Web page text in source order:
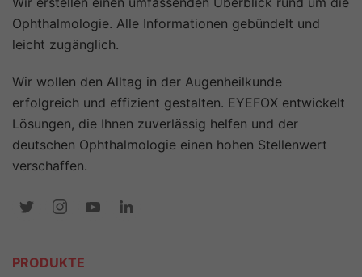
Ophthalmologie. Alle Informationen gebündelt und
leicht zugänglich.
Wir wollen den Alltag in der Augenheilkunde
erfolgreich und effizient gestalten. EYEFOX entwickelt
Lösungen, die Ihnen zuverlässig helfen und der
deutschen Ophthalmologie einen hohen Stellenwert
verschaffen.
PRODUKTE